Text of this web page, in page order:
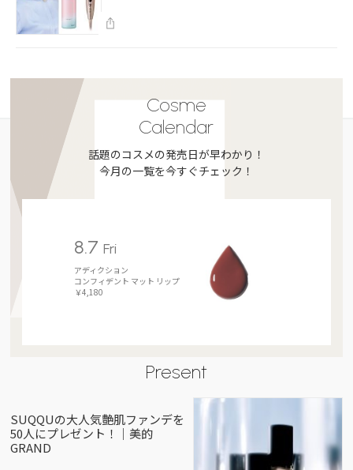
Cosme
Calendar
話題のコスメの発売日が早わかり！
今月の一覧を今すぐチェック！
8.7Fri
アディクション
コンフィデント マット リップ
￥4,180
Present
SUQQUの大人気艶肌ファンデを
50人にプレゼント！｜美的
GRAND